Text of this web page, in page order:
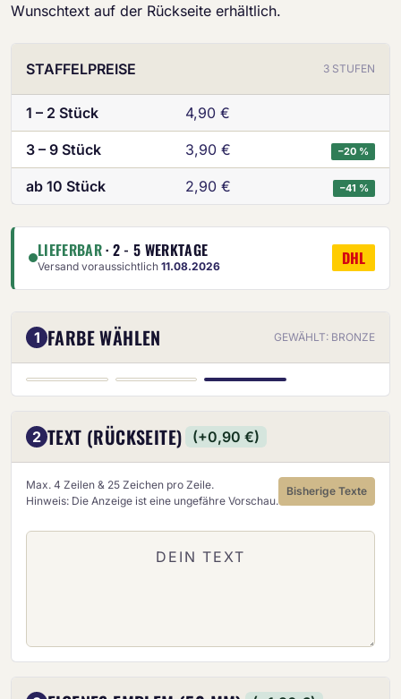
Wunschtext auf der Rückseite erhältlich.
STAFFELPREISE 3 STUFEN
1 – 2 Stück 4,90 €
3 – 9 Stück 3,90 € −20 %
ab 10 Stück 2,90 € −41 %
LIEFERBAR· 2 - 5 WERKTAGE
Versand voraussichtlich 11.08.2026 DHL
1 FARBE WÄHLEN GEWÄHLT: BRONZE
GOLD SILBER BRONZE
2 TEXT (RÜCKSEITE) (+0,90 €)
Max. 4 Zeilen & 25 Zeichen pro Zeile.
Hinweis: Die Anzeige ist eine ungefähre Vorschau.
Bisherige Texte